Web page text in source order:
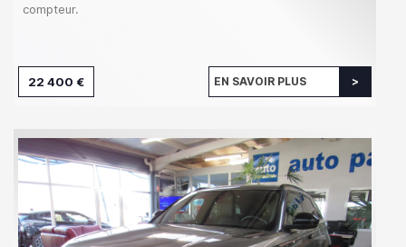
compteur.
22 400 € EN SAVOIR PLUS